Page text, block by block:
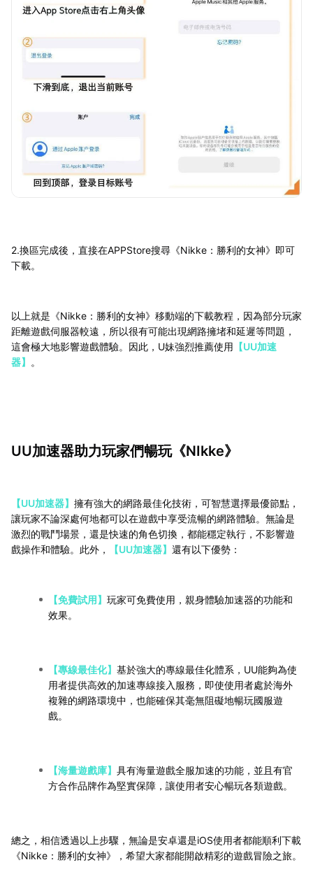
2.換區完成後，直接在APPStore搜尋《Nikke：勝利的女神》即可
下載。
以上就是《Nikke：勝利的女神》移動端的下載教程，因為部分玩家
距離遊戲伺服器較遠，所以很有可能出現網路擁堵和延遲等問題，
這會極大地影響遊戲體驗。因此，U妹強烈推薦使用 【UU加速
器】
。
UU加速器助力玩家們暢玩《NIkke》
【UU加速器】 擁有強大的網路最佳化技術，可智慧選擇最優節點，
讓玩家不論深處何地都可以在遊戲中享受流暢的網路體驗。無論是
激烈的戰鬥場景，還是快速的角色切換，都能穩定執行，不影響遊
戲操作和體驗。此外，
【UU加速器】 還有以下優勢：
【免費試用】 玩家可免費使用，親身體驗加速器的功能和
效果。
【專線最佳化】 基於強大的專線最佳化體系，UU能夠為使
用者提供高效的加速專線接入服務，即使使用者處於海外
複雜的網路環境中，也能確保其毫無阻礙地暢玩國服遊
戲。
【海量遊戲庫】 具有海量遊戲全服加速的功能，並且有官
方合作品牌作為堅實保障，讓使用者安心暢玩各類遊戲。
總之，相信透過以上步驟，無論是安卓還是iOS使用者都能順利下載
《Nikke：勝利的女神》，希望大家都能開啟精彩的遊戲冒險之旅。